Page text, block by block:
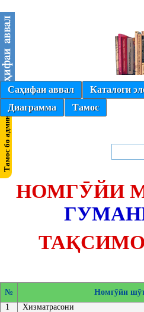
Саҳифаи аввал Каталоги
Диаграмма
Тамос
НОМГӮЙИ
№ Номгӯйи
1
Хизматрасони